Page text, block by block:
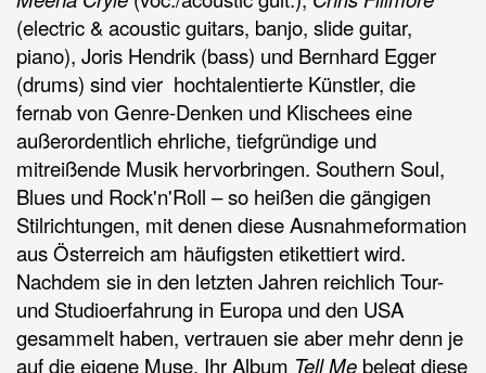
(electric & acoustic guitars, banjo, slide guitar,
piano), Joris Hendrik (bass) und Bernhard Egger
(drums) sind vier hochtalentierte Künstler, die
fernab von Genre-Denken und Klischees eine
außerordentlich ehrliche, tiefgründige und
mitreißende Musik hervorbringen. Southern Soul,
Blues und Rock'n'Roll – so heißen die gängigen
Stilrichtungen, mit denen diese Ausnahmeformation
aus Österreich am häufigsten etikettiert wird.
Nachdem sie in den letzten Jahren reichlich Tour-
und Studioerfahrung in Europa und den USA
gesammelt haben, vertrauen sie aber mehr denn je
auf die eigene Muse. Ihr Album Tell Me belegt diese